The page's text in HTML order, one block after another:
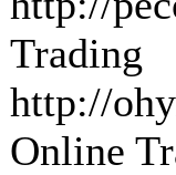
Trading
http://
Online